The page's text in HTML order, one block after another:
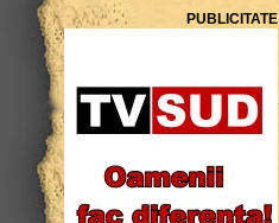
PUBLICITATE